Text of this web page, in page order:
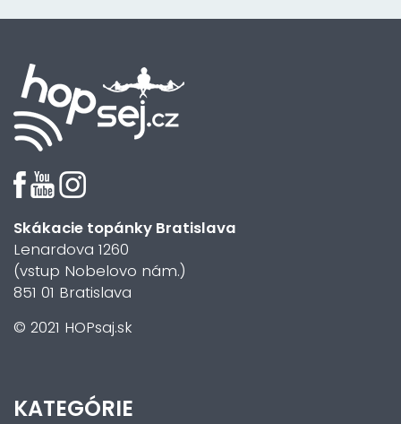
Skákacie topánky Bratislava
Lenardova 1260
(vstup Nobelovo nám.)
851 01 Bratislava
© 2021 HOPsaj.sk
KATEGÓRIE